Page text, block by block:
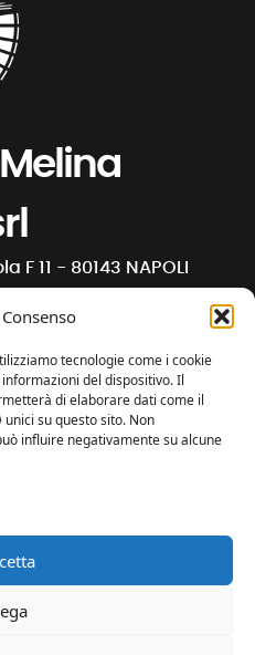
tecnologie come i cookie
del dispositivo. Il
di elaborare dati come il
su questo sito. Non
influire negativamente su alcune
F 11 - 80143 NAPOLI
⋅